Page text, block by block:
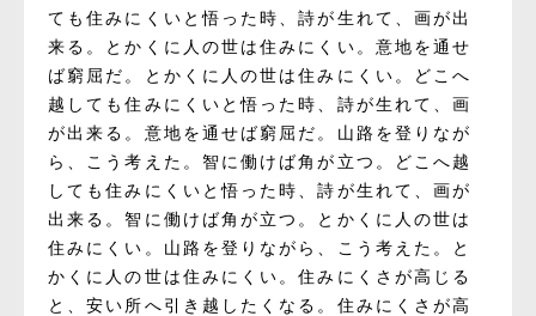
ても住みにくいと悟った時、詩が生れて、画が出
来る。とかくに人の世は住みにくい。意地を通せ
ば窮屈だ。とかくに人の世は住みにくい。どこへ
越しても住みにくいと悟った時、詩が生れて、画
が出来る。意地を通せば窮屈だ。山路を登りなが
ら、こう考えた。智に働けば角が立つ。どこへ越
しても住みにくいと悟った時、詩が生れて、画が
出来る。智に働けば角が立つ。とかくに人の世は
住みにくい。山路を登りながら、こう考えた。と
かくに人の世は住みにくい。住みにくさが高じる
と、安い所へ引き越したくなる。住みにくさが高